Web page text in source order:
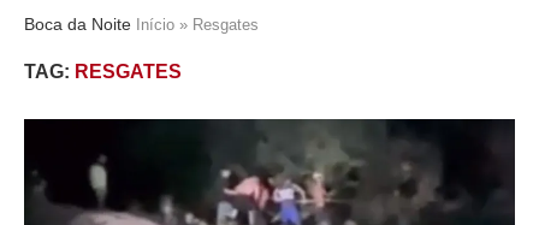
Boca da Noite Início » Resgates
TAG: RESGATES